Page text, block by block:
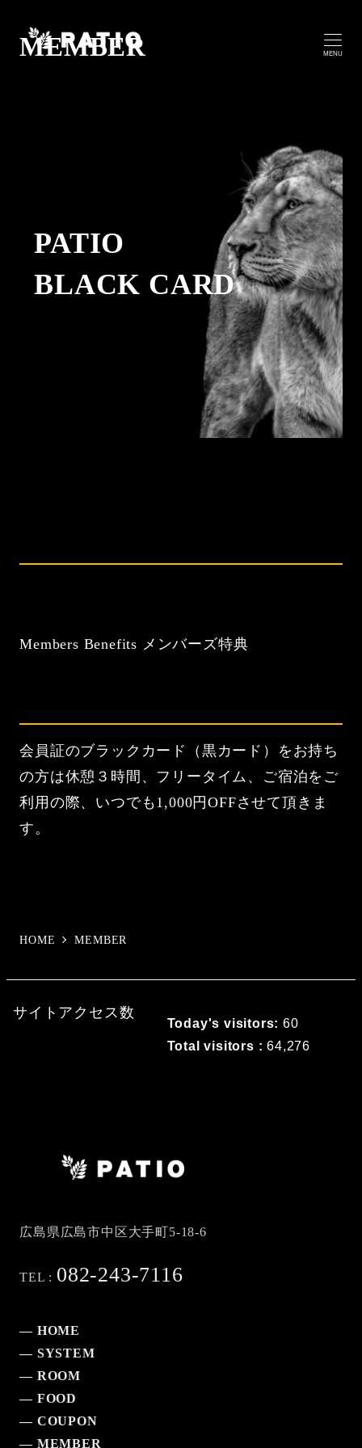
MENU
MEMBER
PATIO
BLACK CARD
Members Benefits メンバーズ特典
会員証のブラックカード（黒カード）をお持ち
の方は休憩３時間、フリータイム、ご宿泊をご
利用の際、いつでも1,000円OFFさせて頂きま
す。
HOME MEMBER
サイトアクセス数
Today's visitors: 60
Total visitors :64,276
広島県広島市中区大手町5-18-6
TEL : 082-243-7116
— HOME
— SYSTEM
— ROOM
— FOOD
— COUPON
— MEMBER